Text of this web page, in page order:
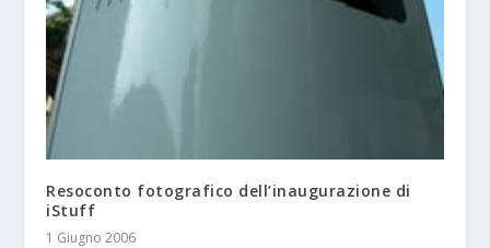
Resoconto fotografico dell’inaugurazione di
iStuff
1 Giugno 2006